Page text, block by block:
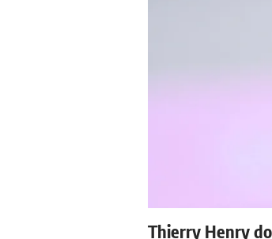
Thierry Henry